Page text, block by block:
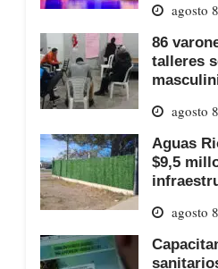
agosto
86
talleres
agosto
Aguas
$9,5
agosto